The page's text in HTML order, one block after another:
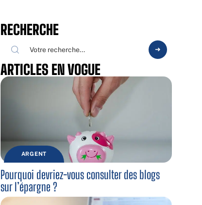
RECHERCHE
ARTICLES EN VOGUE
ARGENT
Pourquoi devriez-vous consulter des blogs
sur l’épargne ?